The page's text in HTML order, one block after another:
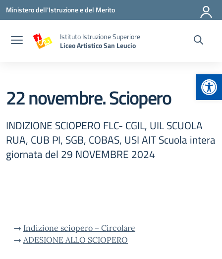
Vai ai contenuti
Vai al menu di navigazione
Vai al footer
Ministero dell'Istruzione e del Merito
Istituto Istruzione Superiore
Liceo Artistico San Leucio
22 novembre. Sciopero
INDIZIONE SCIOPERO FLC- CGIL, UIL SCUOLA
RUA, CUB PI, SGB, COBAS, USI AIT Scuola intera
giornata del 29 NOVEMBRE 2024
→ Indizione sciopero – Circolare
→ ADESIONE ALLO SCIOPERO